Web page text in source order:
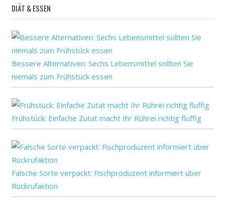
DIÄT & ESSEN
Bessere Alternativen: Sechs Lebensmittel sollten Sie
niemals zum Frühstück essen
Frühstück: Einfache Zutat macht Ihr Rührei richtig fluffig
Falsche Sorte verpackt: Fischproduzent informiert über
Rückrufaktion